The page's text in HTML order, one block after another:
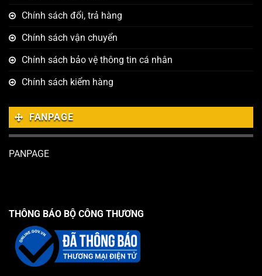
Chính sách đổi, trả hàng
Chính sách vận chuyển
Chính sách bảo vệ thông tin cá nhân
Chính sách kiểm hàng
FANPAGE
PANPAGE
THÔNG BÁO BỘ CÔNG THƯƠNG